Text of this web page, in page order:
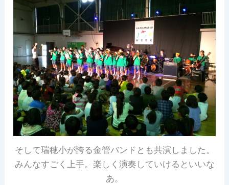
そして瑞穂小が誇る金管バンドとも共演しました。
みんなすごく上手。楽しく演奏していけるといいな
あ。